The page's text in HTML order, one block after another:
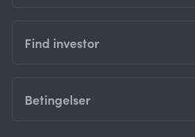
Find investor
Betingelser